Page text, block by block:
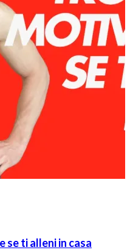
se ti alleni in casa